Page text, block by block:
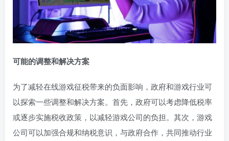
可能的调整和解决方案
为了减轻在线游戏征税带来的负面影响，政府和游戏行业可
以探索一些调整和解决方案。首先，政府可以考虑降低税率
或逐步实施税收政策，以减轻游戏公司的负担。其次，游戏
公司可以加强合规和纳税意识，与政府合作，共同推动行业